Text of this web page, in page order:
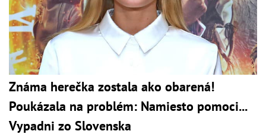
Známa herečka zostala ako obarená!
Poukázala na problém: Namiesto pomoci...
Vypadni zo Slovenska